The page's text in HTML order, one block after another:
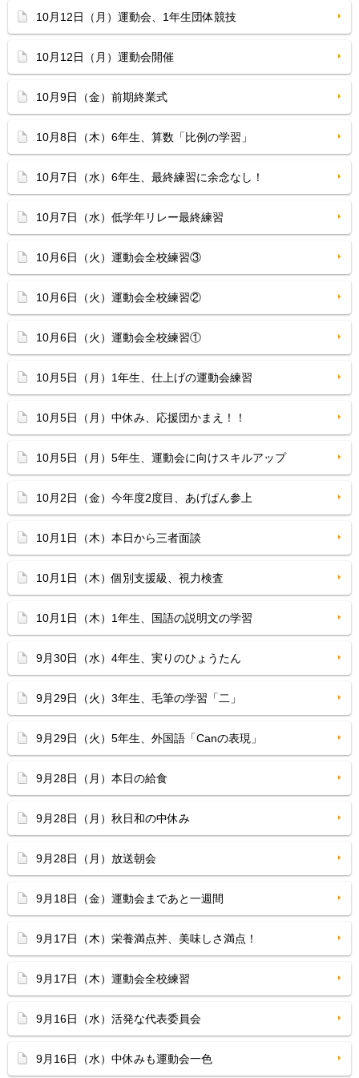
10月12日（月）運動会、1年生団体競技
10月12日（月）運動会開催
10月9日（金）前期終業式
10月8日（木）6年生、算数「比例の学習」
10月7日（水）6年生、最終練習に余念なし！
10月7日（水）低学年リレー最終練習
10月6日（火）運動会全校練習③
10月6日（火）運動会全校練習②
10月6日（火）運動会全校練習①
10月5日（月）1年生、仕上げの運動会練習
10月5日（月）中休み、応援団かまえ！！
10月5日（月）5年生、運動会に向けスキルアップ
10月2日（金）今年度2度目、あげぱん参上
10月1日（木）本日から三者面談
10月1日（木）個別支援級、視力検査
10月1日（木）1年生、国語の説明文の学習
9月30日（水）4年生、実りのひょうたん
9月29日（火）3年生、毛筆の学習「二」
9月29日（火）5年生、外国語「Canの表現」
9月28日（月）本日の給食
9月28日（月）秋日和の中休み
9月28日（月）放送朝会
9月18日（金）運動会まであと一週間
9月17日（木）栄養満点丼、美味しさ満点！
9月17日（木）運動会全校練習
9月16日（水）活発な代表委員会
9月16日（水）中休みも運動会一色